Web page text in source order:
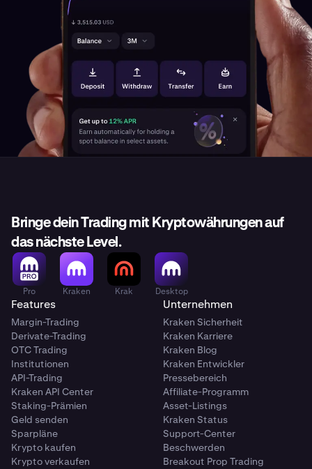
Bringe dein Trading mit Kryptowährungen auf
das nächste Level.
Pro Kraken Krak Desktop
Features
Margin-Trading
Derivate-Trading
OTC Trading
Institutionen
API-Trading
Kraken API Center
Staking-Prämien
Geld senden
Sparpläne
Krypto kaufen
Krypto verkaufen
Unternehmen
Kraken Sicherheit
Kraken Karriere
Kraken Blog
Kraken Entwickler
Pressebereich
Affiliate-Programm
Asset-Listings
Kraken Status
Support-Center
Beschwerden
Breakout Prop Trading